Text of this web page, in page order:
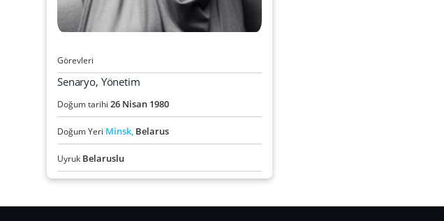
Görevleri
Senaryo, Yönetim
Doğum tarihi 26 Nisan 1980
Doğum Yeri Minsk, Belarus
Uyruk Belaruslu